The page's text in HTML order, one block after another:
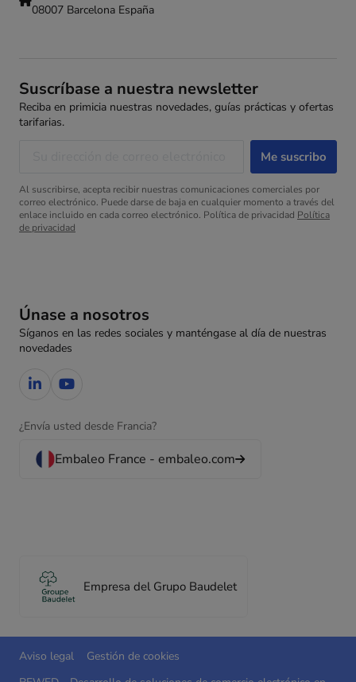
08007 Barcelona España
Únase a nosotros
Síganos en las redes sociales y manténgase al día de nuestras
novedades
¿Envía usted desde Francia?
Embaleo France - embaleo.com
Empresa del Grupo Baudelet
Suscríbase a nuestra newsletter
Reciba en primicia nuestras novedades, guías prácticas y ofertas
tarifarias.
Al suscribirse, acepta recibir nuestras comunicaciones comerciales por
correo electrónico. Puede darse de baja en cualquier momento a través del
enlace incluido en cada correo electrónico. Política de privacidad Política
de privacidad
Aviso legal
Gestión de cookies